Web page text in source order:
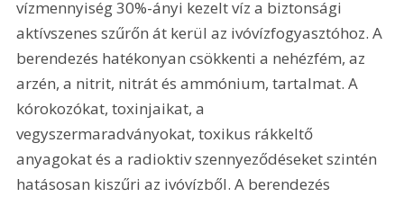
vízmennyiség 30%-ányi kezelt víz a biztonsági
aktívszenes szűrőn át kerül az ivóvízfogyasztóhoz. A
berendezés hatékonyan csökkenti a nehézfém, az
arzén, a nitrit, nitrát és ammónium, tartalmat. A
kórokozókat, toxinjaikat, a
vegyszermaradványokat, toxikus rákkeltő
anyagokat és a radioktiv szennyeződéseket szintén
hatásosan kiszűri az ivóvízből. A berendezés